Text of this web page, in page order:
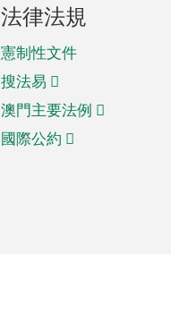
法律法規
憲制性文件
搜法易
澳門主要法例
國際公約